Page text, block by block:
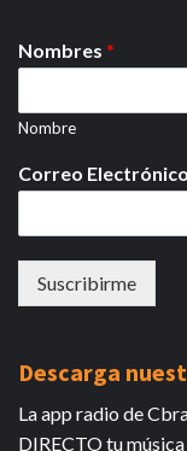
Nombres *
Nombre
Correo Electrónico
Suscribirme
Descarga
La app radio de
DIRECTO tu